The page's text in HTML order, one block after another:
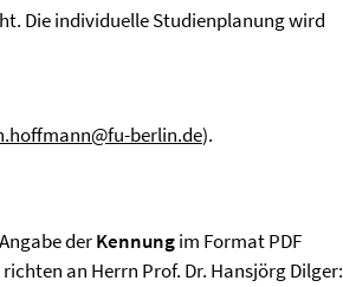
Die individuelle Studienplanung wird
berlin.de).
derKennungim Format PDF
an Herrn Prof. Dr. Hansjörg Dilger: